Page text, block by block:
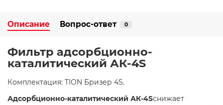
Описание Вопрос-ответ 0
Фильтр адсорбционно-
каталитический АК-4S
Комплектация: TION Бризер 4S.
Адсорбционно-каталитический АК-4Sснижает